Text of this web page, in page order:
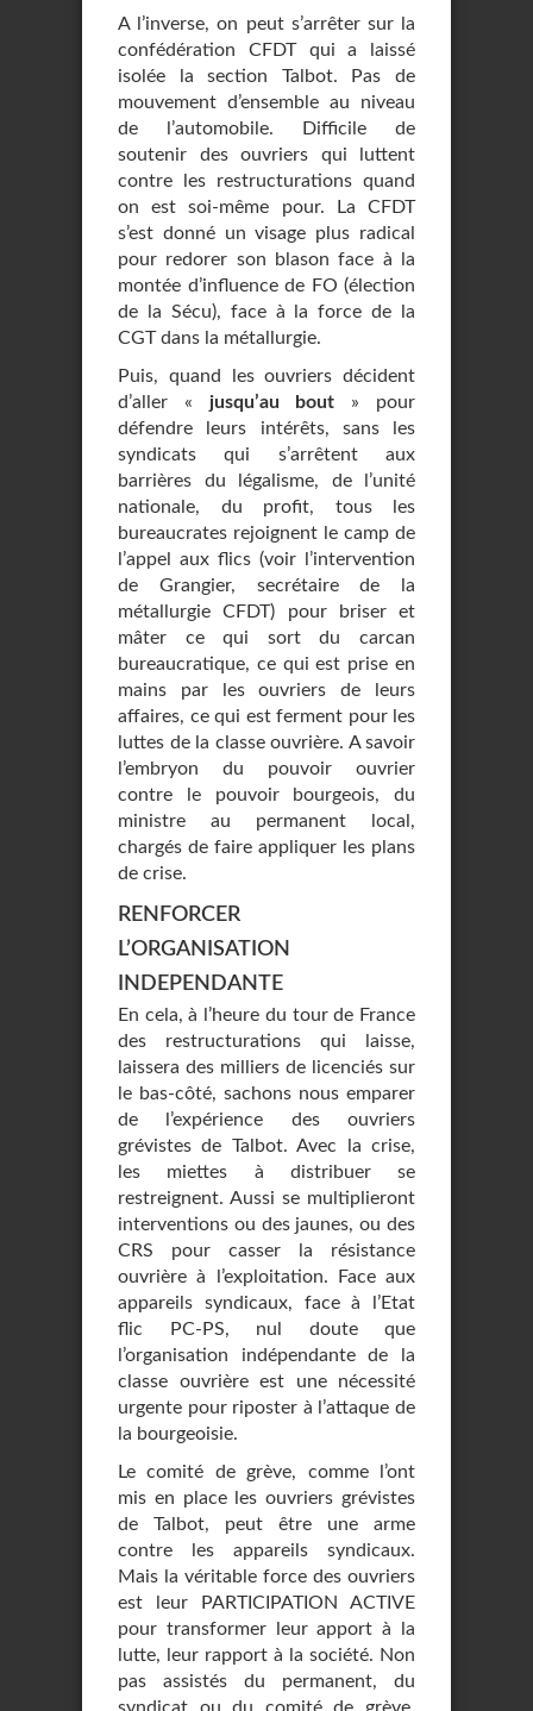
A l’inverse, on peut s’arrêter sur la
confédération CFDT qui a laissé
isolée la section Talbot. Pas de
mouvement d’ensemble au niveau
de l’automobile. Difficile de
soutenir des ouvriers qui luttent
contre les restructurations quand
on est soi-même pour. La CFDT
s’est donné un visage plus radical
pour redorer son blason face à la
montée d’influence de FO (élection
de la Sécu), face à la force de la
CGT dans la métallurgie.
Puis, quand les ouvriers décident
d’aller « jusqu’au bout » pour
défendre leurs intérêts, sans les
syndicats qui s’arrêtent aux
barrières du légalisme, de l’unité
nationale, du profit, tous les
bureaucrates rejoignent le camp de
l’appel aux flics (voir l’intervention
de Grangier, secrétaire de la
métallurgie CFDT) pour briser et
mâter ce qui sort du carcan
bureaucratique, ce qui est prise en
mains par les ouvriers de leurs
affaires, ce qui est ferment pour les
luttes de la classe ouvrière. A savoir
l’embryon du pouvoir ouvrier
contre le pouvoir bourgeois, du
ministre au permanent local,
chargés de faire appliquer les plans
de crise.
RENFORCER
L’ORGANISATION
INDEPENDANTE
En cela, à l’heure du tour de France
des restructurations qui laisse,
laissera des milliers de licenciés sur
le bas-côté, sachons nous emparer
de l’expérience des ouvriers
grévistes de Talbot. Avec la crise,
les miettes à distribuer se
restreignent. Aussi se multiplieront
interventions ou des jaunes, ou des
CRS pour casser la résistance
ouvrière à l’exploitation. Face aux
appareils syndicaux, face à l’Etat
flic PC-PS, nul doute que
l’organisation indépendante de la
classe ouvrière est une nécessité
urgente pour riposter à l’attaque de
la bourgeoisie.
Le comité de grève, comme l’ont
mis en place les ouvriers grévistes
de Talbot, peut être une arme
contre les appareils syndicaux.
Mais la véritable force des ouvriers
est leur PARTICIPATION ACTIVE
pour transformer leur apport à la
lutte, leur rapport à la société. Non
pas assistés du permanent, du